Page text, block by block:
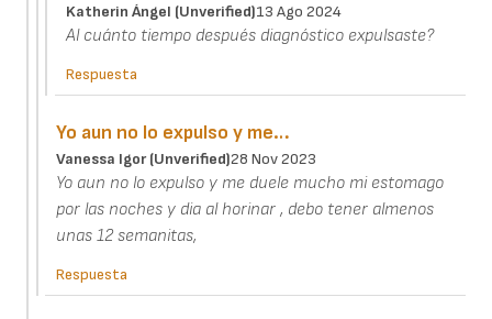
Katherin Ángel (unverified)13 Ago 2024
Al cuánto tiempo después diagnóstico expulsaste?
Respuesta
Yo aun no lo expulso y me…
Vanessa Igor (unverified)28 Nov 2023
Yo aun no lo expulso y me duele mucho mi estomago
por las noches y dia al horinar , debo tener almenos
unas 12 semanitas,
Respuesta